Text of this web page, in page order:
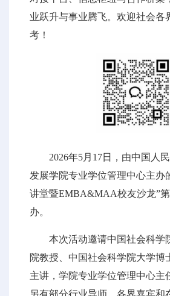
业跃升与事业腾飞。欢迎社会各
考！
2026年5月17日，由中国人
发展学院专业学位管理中心主办
讲堂暨EMBA&MAA校友沙龙”
办。
本次活动邀请中国社会科学
院教授、中国社会科学院大学博
主讲，学院专业学位管理中心主
另有部分行业导师、各界嘉宾和